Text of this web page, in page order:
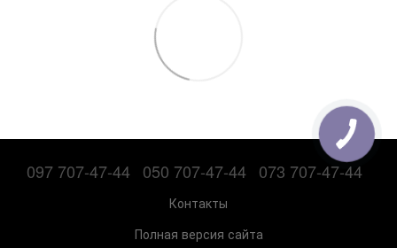
097 707-47-44 050 707-47-44 073 707-47-44
Контакты
Полная версия сайта